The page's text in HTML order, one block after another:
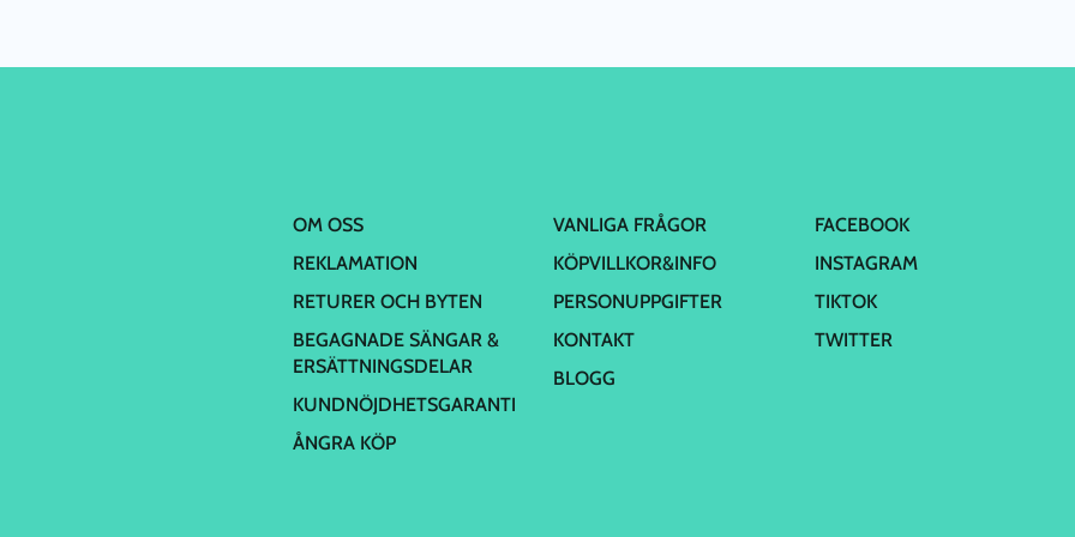
OM OSS
REKLAMATION
RETURER OCH BYTEN
BEGAGNADE SÄNGAR &
ERSÄTTNINGSDELAR
KUNDNÖJDHETSGARANTI
ÅNGRA KÖP
VANLIGA FRÅGOR
KÖPVILLKOR&INFO
PERSONUPPGIFTER
KONTAKT
BLOGG
FACEBOOK
INSTAGRAM
TIKTOK
TWITTER